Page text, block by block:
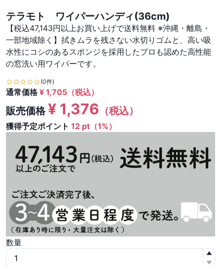
テラモト ワイパーハンディ(36cm)
【税込47,143円以上お買い上げで送料無料 ※沖縄・離島・
一部地域除く】拭きムラを残さない水切りゴムと、高い吸
水性にコシのあるスポンジを採用したプロも認めた高性能
の窓洗い用ワイパーです。
(0件)
通常価格¥ 1,705 （税込）
販売価格¥ 1,376 （税込）
獲得予定ポイント 12 pt（1%）
数量